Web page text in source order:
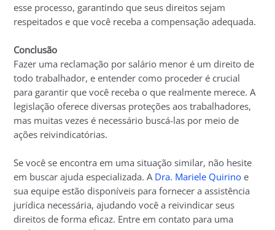
esse processo, garantindo que seus direitos sejam
respeitados e que você receba a compensação adequada.
Conclusão
Fazer uma reclamação por salário menor é um direito de
todo trabalhador, e entender como proceder é crucial
para garantir que você receba o que realmente merece. A
legislação oferece diversas proteções aos trabalhadores,
mas muitas vezes é necessário buscá-las por meio de
ações reivindicatórias.
Se você se encontra em uma situação similar, não hesite
em buscar ajuda especializada. A Dra. Mariele Quirino e
sua equipe estão disponíveis para fornecer a assistência
jurídica necessária, ajudando você a reivindicar seus
direitos de forma eficaz. Entre em contato para uma